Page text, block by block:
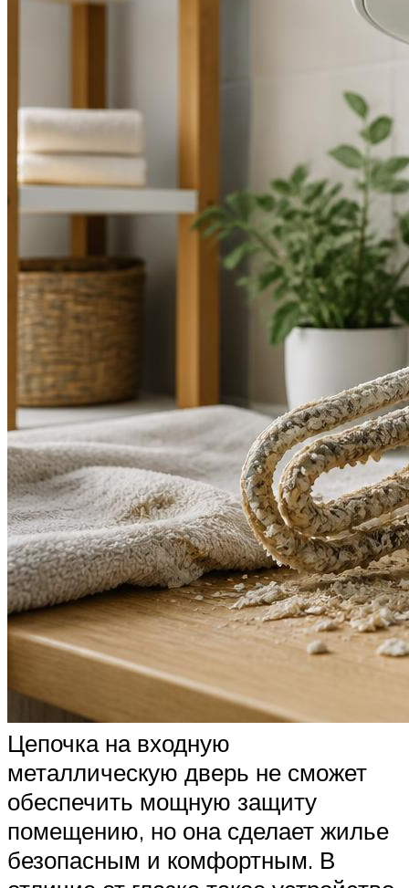
Цепочка на входную
металлическую дверь не сможет
обеспечить мощную защиту
помещению, но она сделает жилье
безопасным и комфортным. В